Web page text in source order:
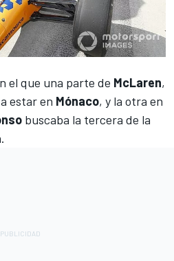
el que una parte de McLaren,
estar en Mónaco, y la otra en
buscaba la tercera de la